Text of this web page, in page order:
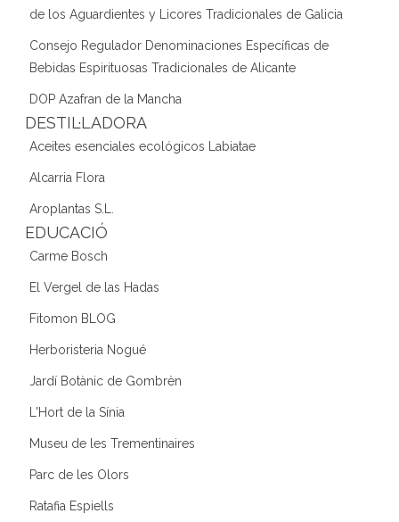
de los Aguardientes y Licores Tradicionales de Galicia
Consejo Regulador Denominaciones Específicas de
Bebidas Espirituosas Tradicionales de Alicante
DOP Azafran de la Mancha
DESTIL·LADORA
Aceites esenciales ecológicos Labiatae
Alcarria Flora
Aroplantas S.L.
EDUCACIÓ
Carme Bosch
El Vergel de las Hadas
Fitomon BLOG
Herboristeria Nogué
Jardí Botànic de Gombrèn
L'Hort de la Sínia
Museu de les Trementinaires
Parc de les Olors
Ratafia Espiells